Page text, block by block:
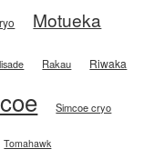
Motueka
Rakau Riwaka
Simcoe cryo
Tomahawk